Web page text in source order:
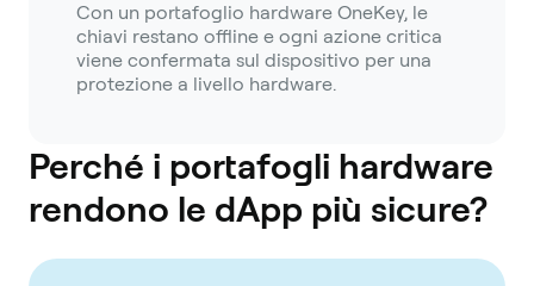
Con un portafoglio hardware OneKey, le
chiavi restano offline e ogni azione critica
viene confermata sul dispositivo per una
protezione a livello hardware.
Perché i portafogli hardware
rendono le dApp più sicure?